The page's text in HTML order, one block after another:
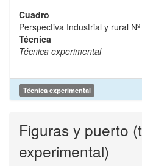
Cuadro
Perspectiva Industrial y rural Nº
Técnica
Técnica experimental
Técnica experimental
Figuras y puerto
experimental)